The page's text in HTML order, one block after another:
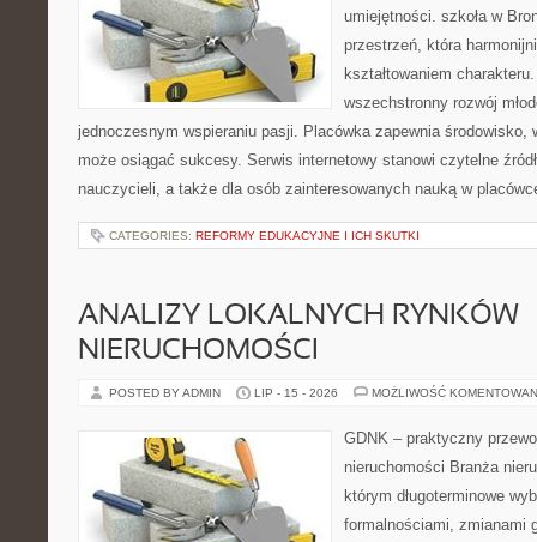
umiejętności. szkoła w
przestrzeń, która
kształtowaniem
wszechstronny rozwój
jednoczesnym wspieraniu pasji. Placówka zapewnia środowisko,
może osiągać sukcesy. Serwis internetowy stanowi czytelne
nauczycieli, a także dla osób zainteresowanych nauką w
CATEGORIES: REFORMY EDUKACYJNE I ICH SKUTKI
ANALIZY LOKALNYCH RYNKÓW
NIERUCHOMOŚCI
POSTED BY ADMIN LIP - 15 - 2026 MOŻLIWOŚĆ
GDNK – praktyczny
nieruchomości Branża
którym długoterminowe
formalnościami, zmianami